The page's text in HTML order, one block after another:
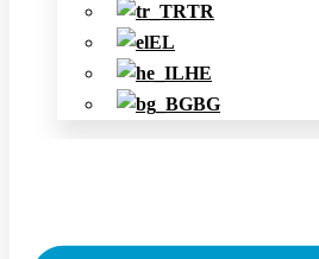
TR
EL
HE
BG